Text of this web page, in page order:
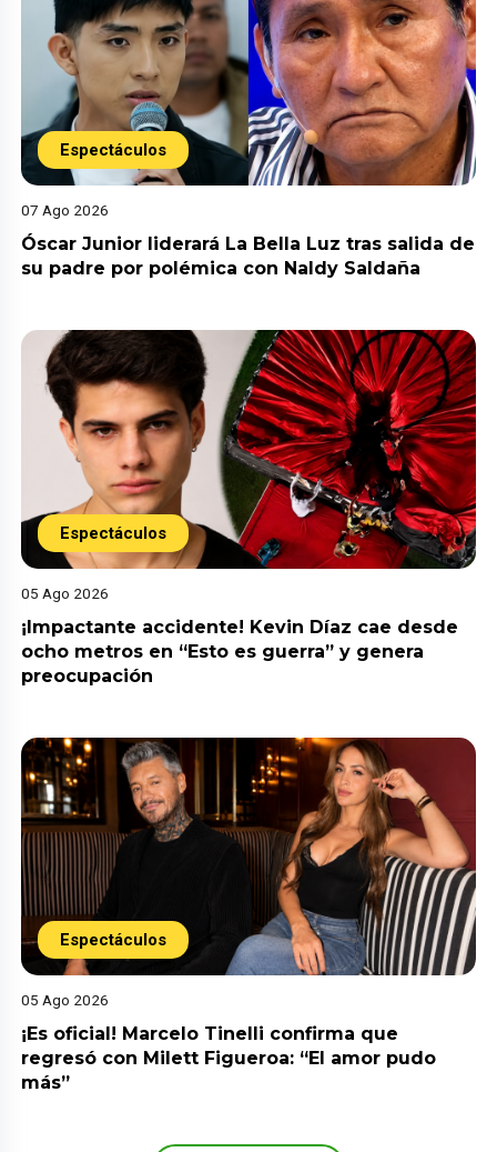
Espectáculos
07 Ago 2026
Óscar Junior liderará La Bella Luz tras salida de
su padre por polémica con Naldy Saldaña
Espectáculos
05 Ago 2026
¡Impactante accidente! Kevin Díaz cae desde
ocho metros en “Esto es guerra” y genera
preocupación
Espectáculos
05 Ago 2026
¡Es oficial! Marcelo Tinelli confirma que
regresó con Milett Figueroa: “El amor pudo
más”